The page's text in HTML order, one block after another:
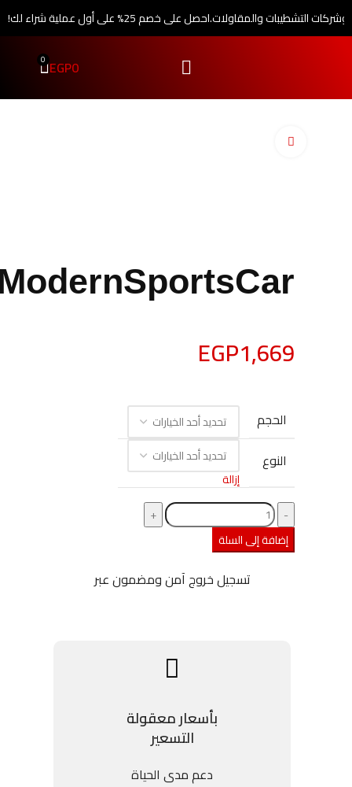
احصل على خصم 25% على أول عملية شراء لك!التشطيبات والمقاولات.
EGP0
0
EGP1,669
الحجم
النوع
إزالة
إضافة إلى السلة
تسجيل خروج آمن ومضمون عبر
بأسعار معقولة
التسعير
دعم مدى الحياة